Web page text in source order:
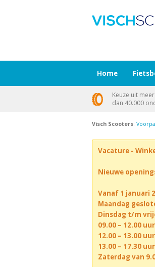
Visch Scooters:
Vacature -
Nieuwe
Vanaf 1 januari
Maandag
Dinsdag t/m
09.00 – 12.00 uur
12.00 – 13.00
13.00 – 17.30 uur
Zaterdag van
Home
Keuze uit meer
dan 40.000